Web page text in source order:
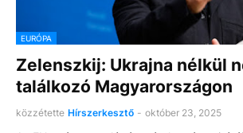
EURÓPA
Zelenszkij: Ukrajna nélkül
találkozó Magyarországon
közzétette Hírszerkesztő - október 23, 2025